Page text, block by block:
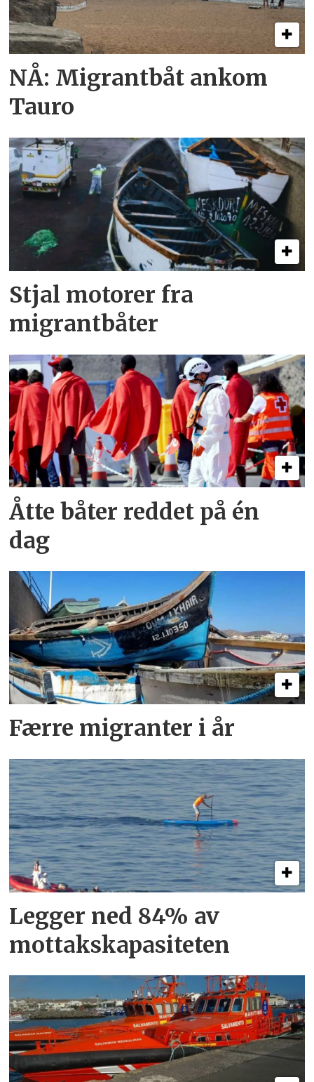
NÅ: Migrantbåt ankom
Tauro
Stjal motorer fra
migrantbåter
Åtte båter reddet på én
dag
Færre migranter i år
Legger ned 84% av
mottakskapasiteten